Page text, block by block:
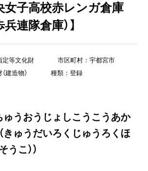
女子高校赤レンガ倉庫
連隊倉庫）】
定等文化財
市区町村：宇都宮市
建造物）
種類：登録
ゅうおうじょしこうこうあか
きゅうだいろくじゅうろくほ
こ））